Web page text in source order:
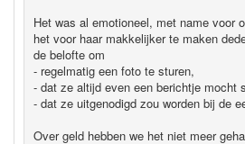
Het was al emotioneel, met name voor
het voor haar makkelijker te maken
de belofte om
- regelmatig een foto te sturen,
- dat ze altijd even een berichtje mocht
- dat ze uitgenodigd zou worden bij de
Over geld hebben we het niet meer